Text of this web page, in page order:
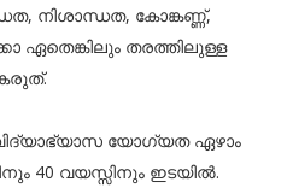
നിശാന്ധത, കോങ്കണ്ണ്,
ഏതെങ്കിലും തരത്തിലുള്ള
യോഗ്യത ഏഴാം
40 വയസ്സിനും ഇടയിൽ.